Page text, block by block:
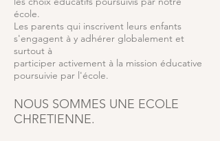
école.
Les parents qui inscrivent leurs enfants
s'engagent à y adhérer globalement et
surtout à
participer activement à la mission éducative
poursuivie par l'école.
NOUS SOMMES UNE ECOLE
CHRETIENNE.